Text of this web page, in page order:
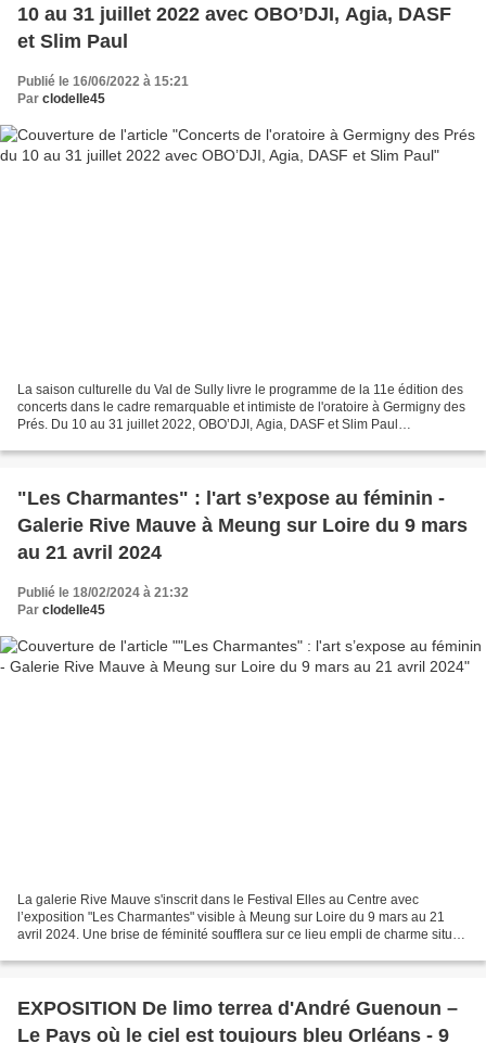
10 au 31 juillet 2022 avec OBO’DJI, Agia, DASF
et Slim Paul
Publié le 16/06/2022 à 15:21
Par clodelle45
La saison culturelle du Val de Sully livre le programme de la 11e édition des
concerts dans le cadre remarquable et intimiste de l'oratoire à Germigny des
Prés. Du 10 au 31 juillet 2022, OBO’DJI, Agia, DASF et Slim Paul
"Les Charmantes" : l'art s’expose au féminin -
Galerie Rive Mauve à Meung sur Loire du 9 mars
au 21 avril 2024
Publié le 18/02/2024 à 21:32
Par clodelle45
La galerie Rive Mauve s'inscrit dans le Festival Elles au Centre avec
l’exposition "Les Charmantes" visible à Meung sur Loire du 9 mars au 21
avril 2024. Une brise de féminité soufflera sur ce lieu empli de charme situé
EXPOSITION De limo terrea d'André Guenoun –
Le Pays où le ciel est toujours bleu Orléans - 9